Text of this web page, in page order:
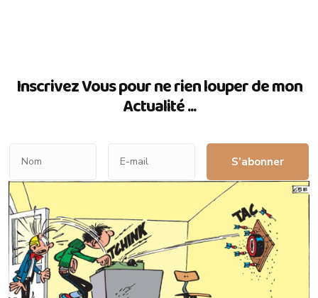
Inscrivez Vous pour ne rien louper de mon
Actualité ...
S’abonner